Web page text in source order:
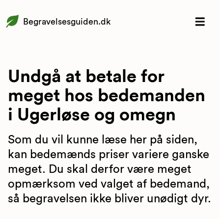
Begravelsesguiden.dk
Undgå at betale for
meget hos bedemanden
i Ugerløse og omegn
Som du vil kunne læse her på siden,
kan bedemænds priser variere ganske
meget. Du skal derfor være meget
opmærksom ved valget af bedemand,
så begravelsen ikke bliver unødigt dyr.